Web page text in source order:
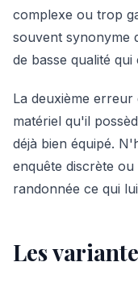
complexe ou trop
souvent synonyme
de basse qualité
La deuxième
matériel qu'il
déjà bien équipé.
enquête discrète
randonnée ce qui
Les